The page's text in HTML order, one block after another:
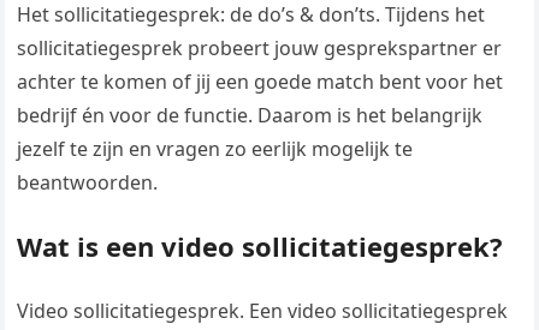
Het sollicitatiegesprek: de do’s & don’ts. Tijdens het
sollicitatiegesprek probeert jouw gesprekspartner er
achter te komen of jij een goede match bent voor het
bedrijf én voor de functie. Daarom is het belangrijk
jezelf te zijn en vragen zo eerlijk mogelijk te
beantwoorden.
Wat is een video sollicitatiegesprek?
Video sollicitatiegesprek. Een video sollicitatiegesprek